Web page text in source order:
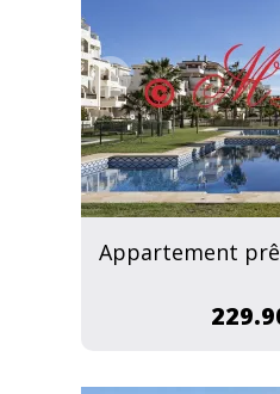
Appartement